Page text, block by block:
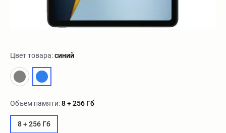
Цвет товара:синий
Объем памяти:8 + 256 Гб
8 + 256 Гб